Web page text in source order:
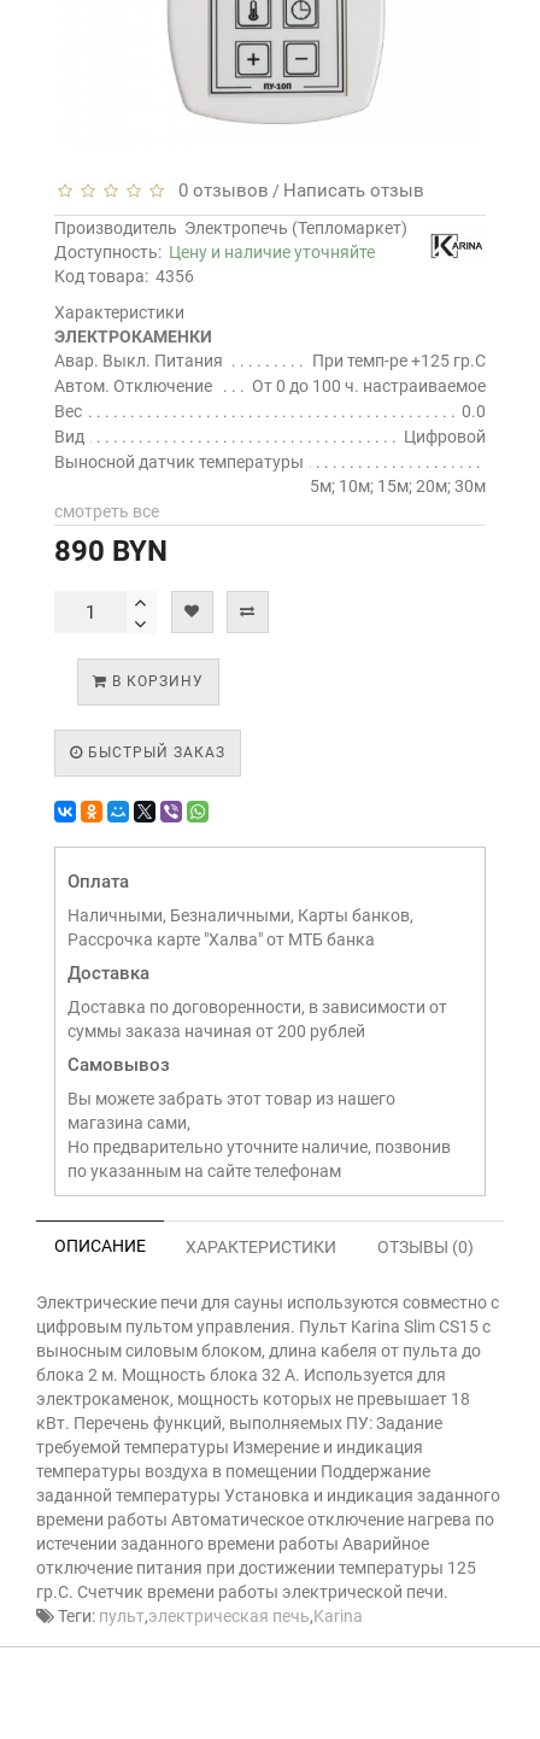
0 отзывов / Написать отзыв
Производитель Электропечь (Тепломаркет)
Доступность: Цену и наличие уточняйте
Код товара: 4356
Характеристики
ЭЛЕКТРОКАМЕНКИ
Авар. Выкл. Питания
При темп-ре +125 гр.С
Автом. Отключение
От 0 до 100 ч. настраиваемое
Вес
0.0
Вид
Цифровой
Выносной датчик температуры
5м; 10м; 15м; 20м; 30м
смотреть все
890 BYN
В КОРЗИНУ
БЫСТРЫЙ ЗАКАЗ
Оплата
Наличными, Безналичными, Карты банков,
Рассрочка карте "Халва" от МТБ банка
Доставка
Доставка по договоренности, в зависимости от
суммы заказа начиная от 200 рублей
Самовывоз
Вы можете забрать этот товар из нашего
магазина сами,
Но предварительно уточните наличие, позвонив
по указанным на сайте телефонам
ОПИСАНИЕ ХАРАКТЕРИСТИКИ ОТЗЫВЫ (0)
Электрические печи для сауны используются совместно с
цифровым пультом управления. Пульт Karina Slim CS15 с
выносным силовым блоком, длина кабеля от пульта до
блока 2 м. Мощность блока 32 А. Используется для
электрокаменок, мощность которых не превышает 18
кВт. Перечень функций, выполняемых ПУ: Задание
требуемой температуры Измерение и индикация
температуры воздуха в помещении Поддержание
заданной температуры Установка и индикация заданного
времени работы Автоматическое отключение нагрева по
истечении заданного времени работы Аварийное
отключение питания при достижении температуры 125
гр.С. Счетчик времени работы электрической печи.
Теги: пульт,электрическая печь,Karina